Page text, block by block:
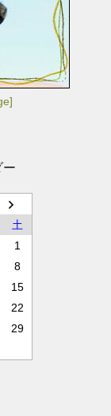
ー
土
1
8
15
22
29